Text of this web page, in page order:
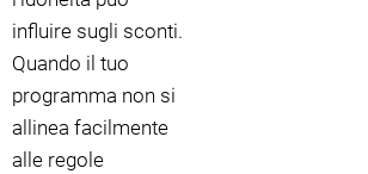
influire sugli sconti.
Quando il tuo
programma non si
allinea facilmente
alle regole